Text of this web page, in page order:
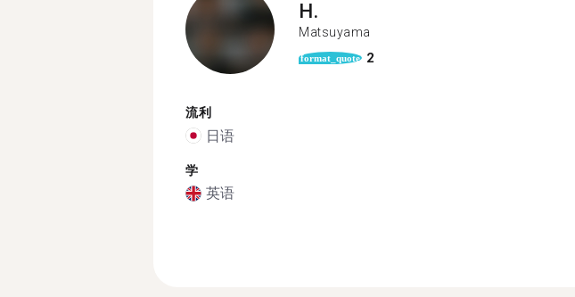
H.
Matsuyama
format_quote 2
流利
日语
学
英语